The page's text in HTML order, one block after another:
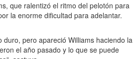
que ralentizó el ritmo del pelotón para
la enorme dificultad para adelantar.
pero apareció Williams haciendo la
el año pasado y lo que se puede